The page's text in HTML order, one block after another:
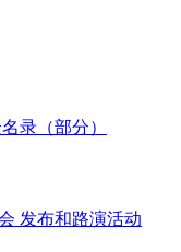
录（部分）
发布和路演活动